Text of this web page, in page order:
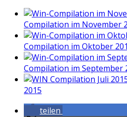
Compilation im November
Compilation im Oktober
Compilation im September
2015
teilen